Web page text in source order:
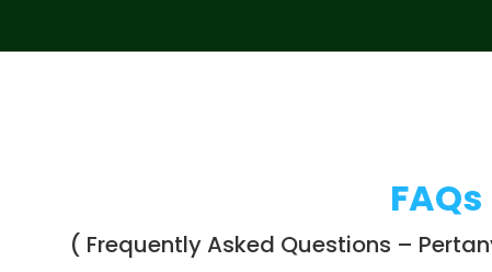
FAQs
( Frequently Asked Questions –